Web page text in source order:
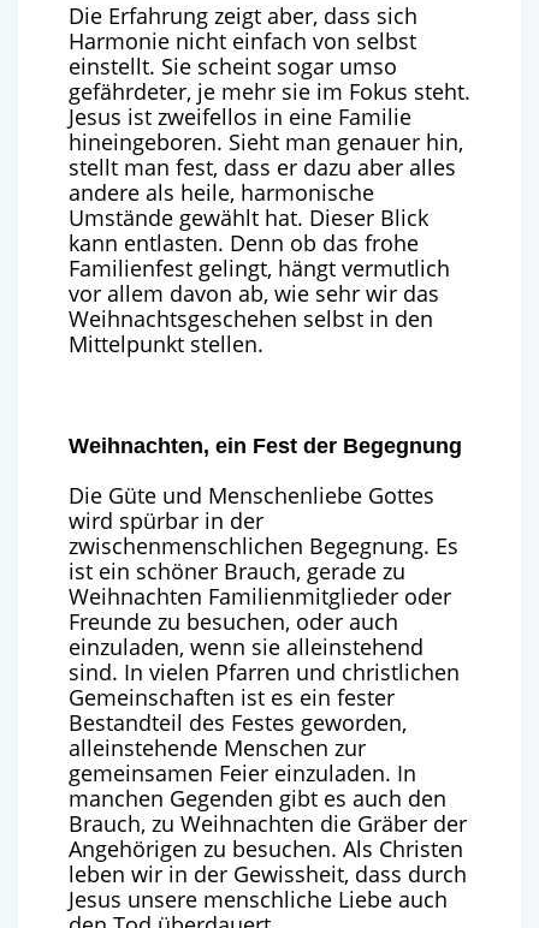
Die Erfahrung zeigt aber, dass sich
Harmonie nicht einfach von selbst
einstellt. Sie scheint sogar umso
gefährdeter, je mehr sie im Fokus steht.
Jesus ist zweifellos in eine Familie
hineingeboren. Sieht man genauer hin,
stellt man fest, dass er dazu aber alles
andere als heile, harmonische
Umstände gewählt hat. Dieser Blick
kann entlasten. Denn ob das frohe
Familienfest gelingt, hängt vermutlich
vor allem davon ab, wie sehr wir das
Weihnachtsgeschehen selbst in den
Mittelpunkt stellen.
Weihnachten, ein Fest der Begegnung
Die Güte und Menschenliebe Gottes
wird spürbar in der
zwischenmenschlichen Begegnung. Es
ist ein schöner Brauch, gerade zu
Weihnachten Familienmitglieder oder
Freunde zu besuchen, oder auch
einzuladen, wenn sie alleinstehend
sind. In vielen Pfarren und christlichen
Gemeinschaften ist es ein fester
Bestandteil des Festes geworden,
alleinstehende Menschen zur
gemeinsamen Feier einzuladen. In
manchen Gegenden gibt es auch den
Brauch, zu Weihnachten die Gräber der
Angehörigen zu besuchen. Als Christen
leben wir in der Gewissheit, dass durch
Jesus unsere menschliche Liebe auch